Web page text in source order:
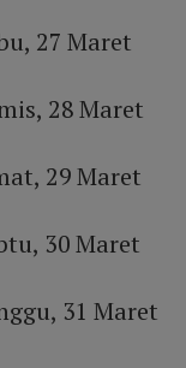
27 Maret
28 Maret
29 Maret
30 Maret
31 Maret